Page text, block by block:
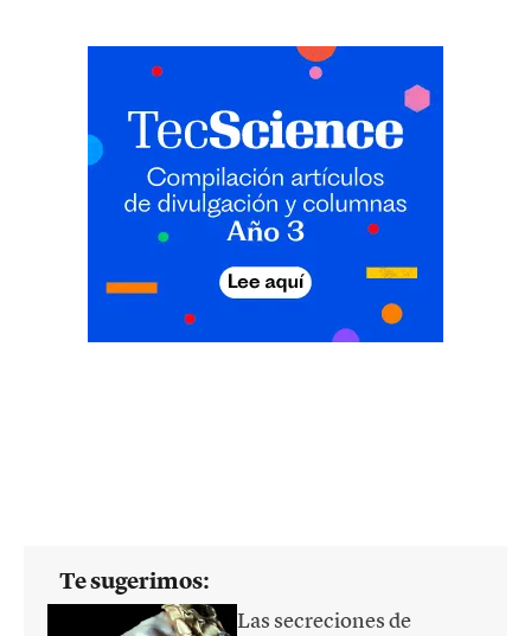
Te sugerimos:
Las secreciones de